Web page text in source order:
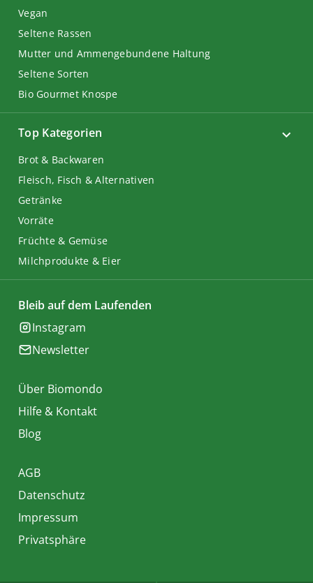
Top Kategorien
Brot & Backwaren
Fleisch, Fisch & Alternativen
Getränke
Vorräte
Früchte & Gemüse
Milchprodukte & Eier
Vegan
Seltene Rassen
Mutter und Ammengebundene Haltung
Seltene Sorten
Bio Gourmet Knospe
Bleib auf dem Laufenden
Instagram
Newsletter
Über Biomondo
Hilfe & Kontakt
Blog
AGB
Datenschutz
Impressum
Privatsphäre